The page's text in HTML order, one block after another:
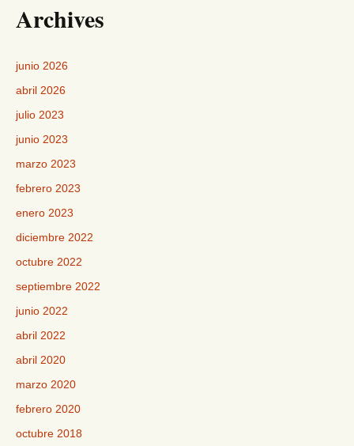
Archives
junio 2026
abril 2026
julio 2023
junio 2023
marzo 2023
febrero 2023
enero 2023
diciembre 2022
octubre 2022
septiembre 2022
junio 2022
abril 2022
abril 2020
marzo 2020
febrero 2020
octubre 2018